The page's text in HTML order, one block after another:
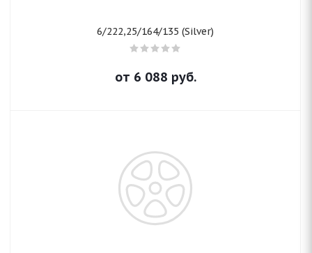
6/222,25/164/135 (Silver)
от 6 088 руб.